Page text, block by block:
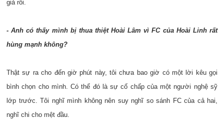
giả rồi.
- Anh có thấy mình bị thua thiệt Hoài Lâm vì FC của Hoài Linh rất
hùng mạnh không?
Thật sự ra cho đến giờ phút này, tôi chưa bao giờ có một lời kêu gọi
bình chọn cho mình. Có thể đó là sự cố chấp của một người nghệ sỹ
lớp trước. Tôi nghĩ mình không nên suy nghĩ so sánh FC của cả hai,
nghĩ chi cho mệt đầu.